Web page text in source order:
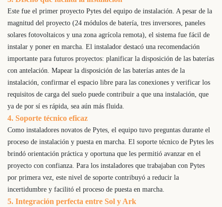
Este fue el primer proyecto Pytes del equipo de instalación. A pesar de la
magnitud del proyecto (24 módulos de batería, tres inversores, paneles
solares fotovoltaicos y una zona agrícola remota), el sistema fue fácil de
instalar y poner en marcha. El instalador destacó una recomendación
importante para futuros proyectos: planificar la disposición de las baterías
con antelación. Mapear la disposición de las baterías antes de la
instalación, confirmar el espacio libre para las conexiones y verificar los
requisitos de carga del suelo puede contribuir a que una instalación, que
ya de por sí es rápida, sea aún más fluida.
4. Soporte técnico eficaz
Como instaladores novatos de Pytes, el equipo tuvo preguntas durante el
proceso de instalación y puesta en marcha. El soporte técnico de Pytes les
brindó orientación práctica y oportuna que les permitió avanzar en el
proyecto con confianza. Para los instaladores que trabajaban con Pytes
por primera vez, este nivel de soporte contribuyó a reducir la
incertidumbre y facilitó el proceso de puesta en marcha.
5. Integración perfecta entre Sol y Ark